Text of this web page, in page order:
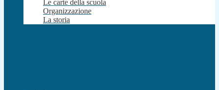
Le carte della scuola
Organizzazione
La storia